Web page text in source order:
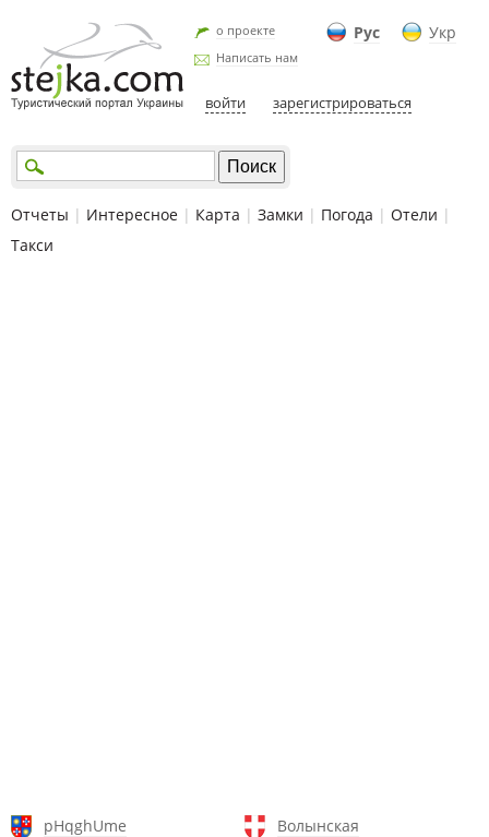
Рус Укр
о проекте
Написать нам
войти зарегистрироваться
Отчеты | Интересное | Карта | Замки | Погода | Отели |
Такси
pHqghUme
Волынская